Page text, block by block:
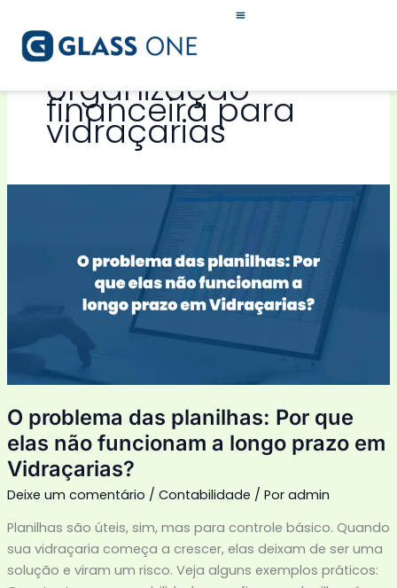
para
organização
financeira para
vidraçarias
O problema das planilhas: Por que
elas não funcionam a longo prazo em
Vidraçarias?
Deixe um comentário / Contabilidade / Por admin
Planilhas são úteis, sim, mas para controle básico. Quando
sua vidraçaria começa a crescer, elas deixam de ser uma
solução e viram um risco. Veja alguns exemplos práticos:
não
a
longo
prazo
em
Vidraçarias?